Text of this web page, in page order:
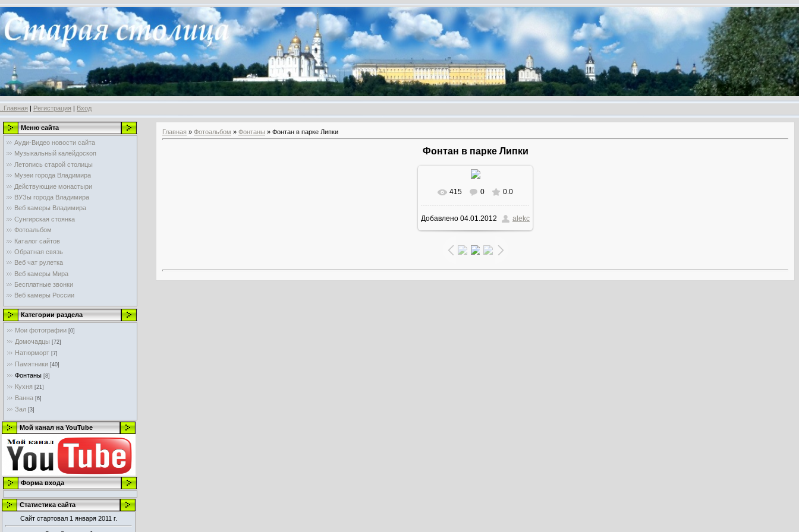
..Главная | Регистрация | Вход
Меню сайта
Ауди-Видео новости сайта
Музыкальный калейдоскоп
Летопись старой столицы
Музеи города Владимира
Действующие монастыри
ВУЗы города Владимира
Веб камеры Владимира
Сунгирская стоянка
Фотоальбом
Каталог сайтов
Обратная связь
Веб чат рулетка
Веб камеры Мира
Бесплатные звонки
Веб камеры России
Категории раздела
Мои фотографии [0]
Домочадцы [72]
Натюрморт [7]
Памятники [40]
Фонтаны [8]
Кухня [21]
Ванна [6]
Зал [3]
Мой канал на YouTube
Форма входа
Статистика сайта
Сайт стартовал 1 января 2011 г.
Главная » Фотоальбом » Фонтаны » Фонтан в парке Липки
Фонтан в парке Липки
В реальном размере
1600x1200/ 402.6Kb
415 0 0.0
Добавлено 04.01.2012 alekc